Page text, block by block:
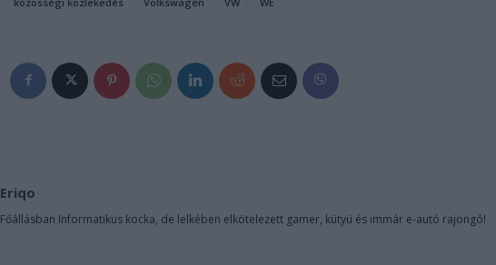
Eriqo
Főállásban Informatikus kocka, de lelkében elkötelezett gamer, kütyü és immár e-autó rajongó!